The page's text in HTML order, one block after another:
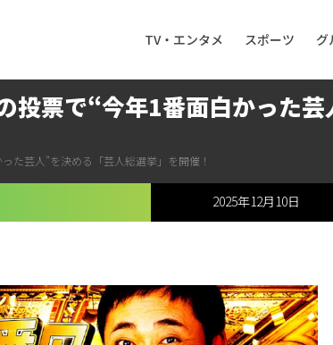
TV・エンタメ スポーツ グ
票で“今年1番面白かった
た芸人”を決める「芸人総選挙」を開催！
2025年12月10日